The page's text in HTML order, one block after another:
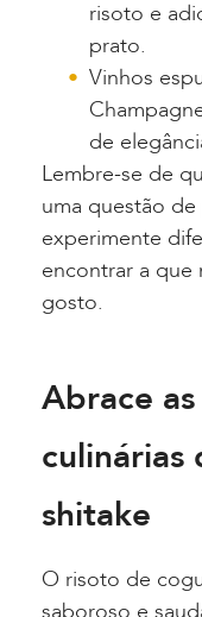
risoto e
prato.
Vinhos
de
Lembre-se de
uma questão
experimente
encontrar a que
gosto.
Abrace
culinárias
shitake
O risoto de